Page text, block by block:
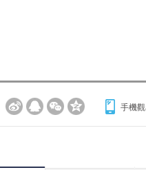
手機